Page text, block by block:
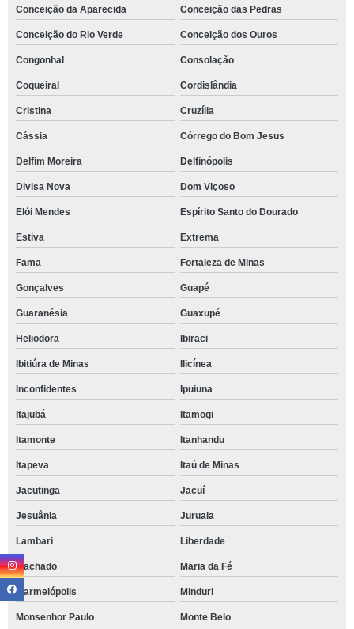
Conceição da Aparecida Conceição das Pedras
Conceição do Rio Verde Conceição dos Ouros
Congonhal Consolação
Coqueiral Cordislândia
Cristina Cruzília
Cássia Córrego do Bom Jesus
Delfim Moreira Delfinópolis
Divisa Nova Dom Viçoso
Elói Mendes Espírito Santo do Dourado
Estiva Extrema
Fama Fortaleza de Minas
Gonçalves Guapé
Guaranésia Guaxupé
Heliodora Ibiraci
Ibitiúra de Minas Ilicínea
Inconfidentes Ipuiuna
Itajubá Itamogi
Itamonte Itanhandu
Itapeva Itaú de Minas
Jacutinga Jacuí
Jesuânia Juruaia
Lambari Liberdade
Machado Maria da Fé
Marmelópolis Minduri
Monsenhor Paulo Monte Belo